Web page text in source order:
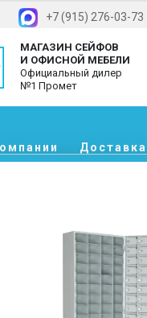
+7 (915) 276-03-73
МАГАЗИН СЕЙФОВ
И ОФИСНОЙ МЕБЕЛИ
Официальный дилер
№1 Промет
Доставка